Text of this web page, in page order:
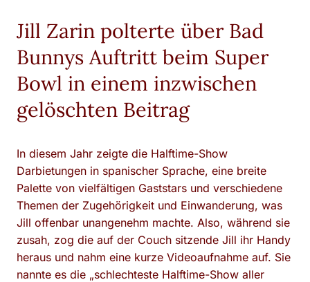
Jill Zarin polterte über Bad
Bunnys Auftritt beim Super
Bowl in einem inzwischen
gelöschten Beitrag
In diesem Jahr zeigte die Halftime-Show
Darbietungen in spanischer Sprache, eine breite
Palette von vielfältigen Gaststars und verschiedene
Themen der Zugehörigkeit und Einwanderung, was
Jill offenbar unangenehm machte. Also, während sie
zusah, zog die auf der Couch sitzende Jill ihr Handy
heraus und nahm eine kurze Videoaufnahme auf. Sie
nannte es die „schlechteste Halftime-Show aller